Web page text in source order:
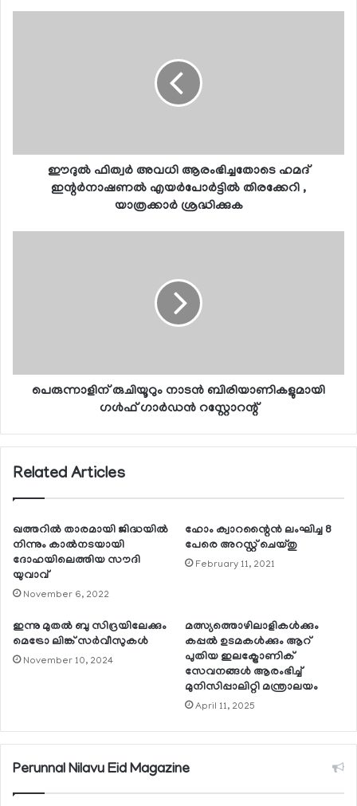
ഈദുല്‍ ഫിത്വര്‍ അവധി ആരംഭിച്ചതോടെ ഹമദ്
ഇന്റര്‍നാഷണല്‍ എയര്‍പോര്‍ട്ടില്‍ തിരക്കേറി ,
യാത്രക്കാര്‍ ശ്രദ്ധിക്കുക
പെരുന്നാളിന് രുചിയൂറും നാടന്‍ ബിരിയാണികളുമായി
ഗള്‍ഫ് ഗാര്‍ഡന്‍ റസ്റ്റോറന്റ്
Related Articles
ഖത്തറില്‍ താരമായി ജിദ്ധയില്‍
നിന്നും കാല്‍നടയായി
ദോഹയിലെത്തിയ സൗദി
യുവാവ്
November 6, 2022
ഹോം ക്വാറന്റൈന്‍ ലംഘിച്ച 8
പേരെ അറസ്റ്റ് ചെയ്തു
February 11, 2021
ഇന്നു മുതല്‍ ബു സിദ്രയിലേക്കും
മെട്രോ ലിങ്ക് സര്‍വീസുകള്‍
November 10, 2024
മത്സ്യത്തൊഴിലാളികള്‍ക്കും
കപ്പല്‍ ഉടമകള്‍ക്കും ആറ്
പുതിയ ഇലക്ട്രോണിക്
സേവനങ്ങള്‍ ആരംഭിച്ച്
മുനിസിപ്പാലിറ്റി മന്ത്രാലയം
April 11, 2025
Perunnal Nilavu Eid Magazine